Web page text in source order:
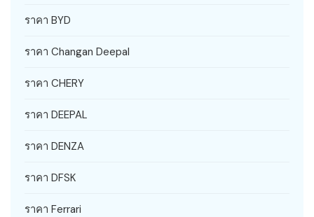
ราคา BYD
ราคา Changan Deepal
ราคา CHERY
ราคา DEEPAL
ราคา DENZA
ราคา DFSK
ราคา Ferrari